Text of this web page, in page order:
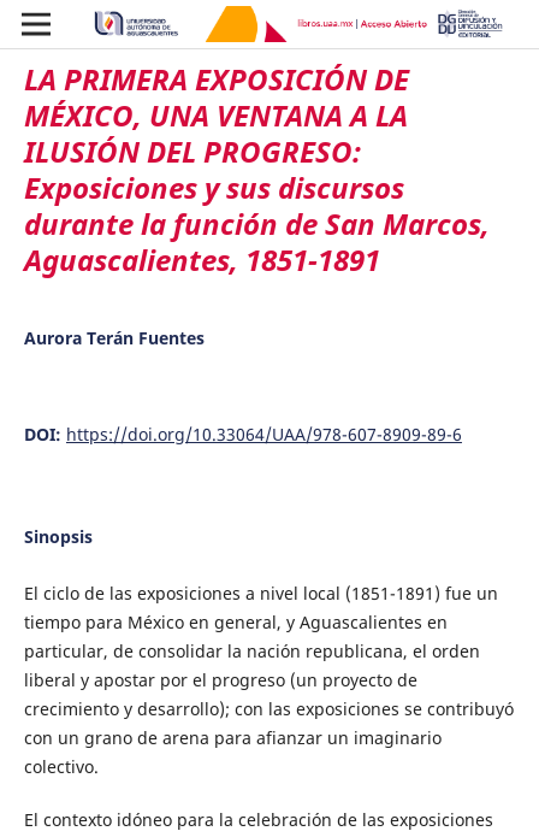
LA PRIMERA EXPOSICIÓN DE
MÉXICO, UNA VENTANA A LA
ILUSIÓN DEL PROGRESO:
Exposiciones y sus discursos
durante la función de San Marcos,
Aguascalientes, 1851-1891
Aurora Terán Fuentes
DOI: https://doi.org/10.33064/UAA/978-607-8909-89-6
Sinopsis
El ciclo de las exposiciones a nivel local (1851-1891) fue un
tiempo para México en general, y Aguascalientes en
particular, de consolidar la nación republicana, el orden
liberal y apostar por el progreso (un proyecto de
crecimiento y desarrollo); con las exposiciones se contribuyó
con un grano de arena para afianzar un imaginario
colectivo.
El contexto idóneo para la celebración de las exposiciones